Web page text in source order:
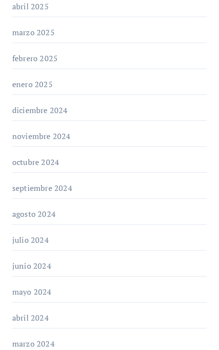
abril 2025
marzo 2025
febrero 2025
enero 2025
diciembre 2024
noviembre 2024
octubre 2024
septiembre 2024
agosto 2024
julio 2024
junio 2024
mayo 2024
abril 2024
marzo 2024